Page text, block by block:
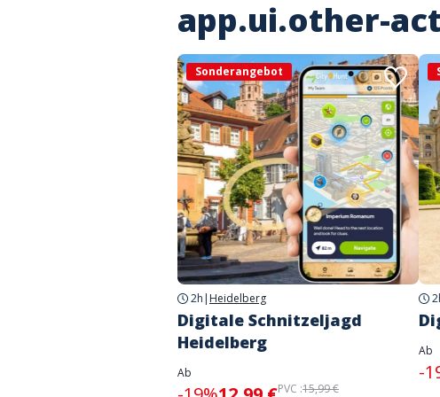
app.ui.other-
Sonderangebot
2h | Heidelberg
Digitale Schnitzeljagd
Heidelberg
Ab
PVC :15,99 €
Ab
-